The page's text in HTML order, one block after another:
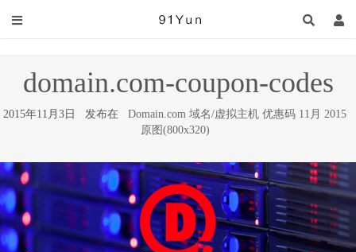
domain.com-coupon-codes
2015年11月3日 发布在 Domain.com 域名/虚拟主机 优惠码 11月 2015
原图(800x320)